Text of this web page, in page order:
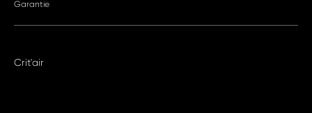
Garantie
Crit'air